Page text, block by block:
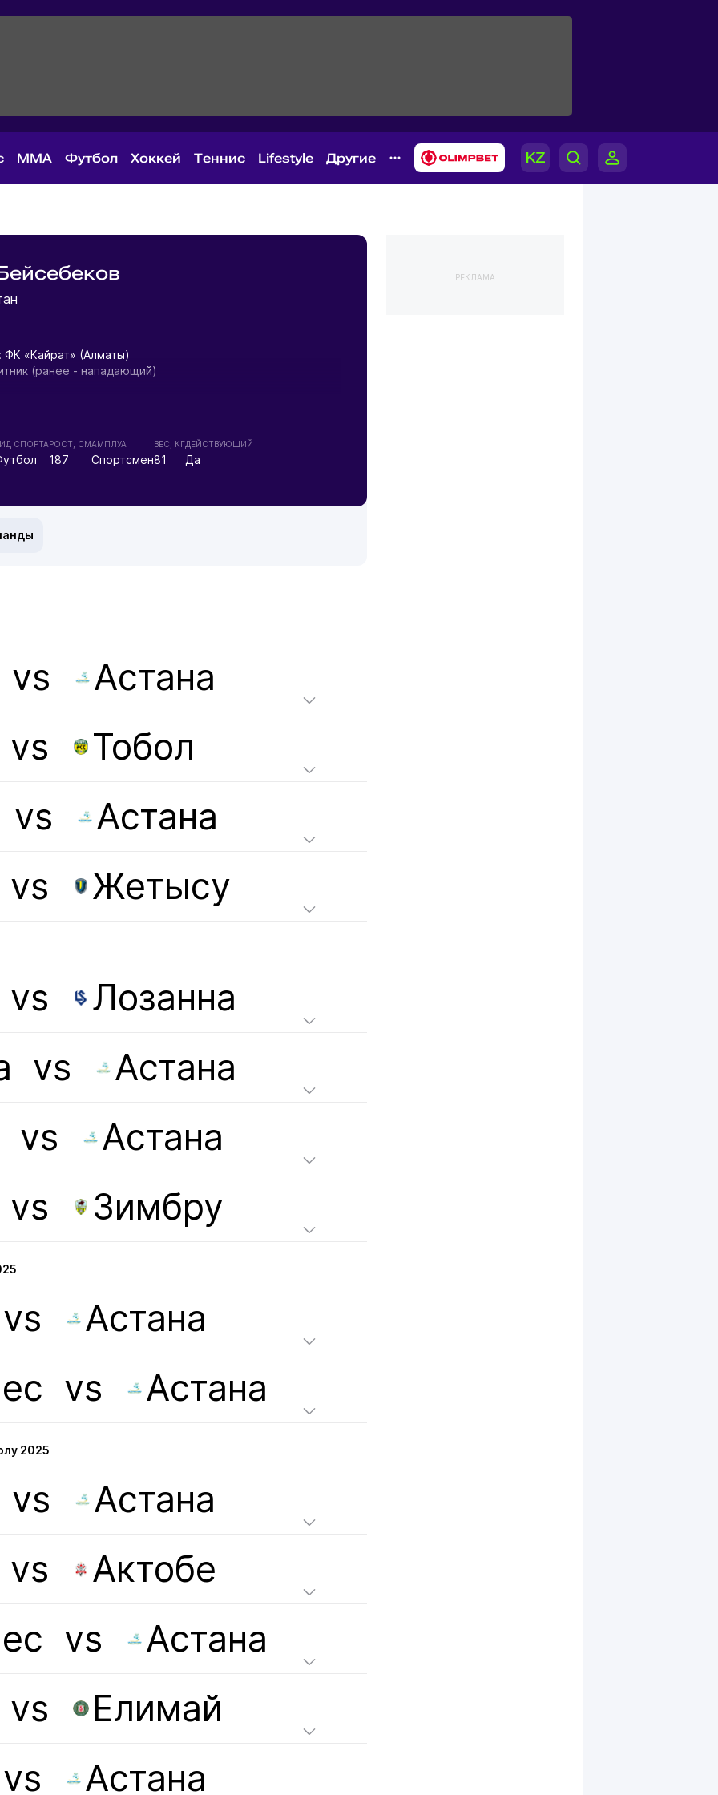
MMA Футбол Хоккей Теннис Lifestyle Другие
ФК «Кайрат» (Алматы)
(ранее - нападающий)
Премьер-Лига 10(16) 5
Каменогорск) Премьер-Лига 12(12) 23 4ж
(Алматы) Турнир дублеров 7(16) ? 2
Кубок НФЛ, группа 6(6) 1
(Усть-Каменогорск) Турнир дублеров 9(12) 2
(U-17) Отборочный турнир ЧЕ 2008/09 2 этап,
19) Отборочный турнир ЧЕ-2010/11 группа-4(4) 3 1ж
19) Товарищеские матчи 2 1
призер турнира дублирующих составов
число 22-х лучших футболистов Премьер-Лиги под № 2
СПОРТАРОСТ, СМ
187
АМПЛУА
Спортсмен
ВЕС, КГ
81
ДЕЙСТВУЮЩИЙ
Да
vs
Астана
vs
Тобол
vs
Астана
vs Жетысу
vs
Лозанна
vs
Астана
vs
Астана
vs Зимбру
vs
Астана
vs Астана
2025
vs
Астана
vs
Актобе
vs
Астана
vs
Елимай
vs Астана
РЕКЛАМА